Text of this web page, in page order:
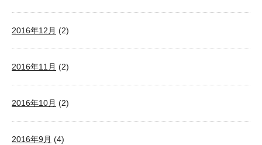
2016年12月 (2)
2016年11月 (2)
2016年10月 (2)
2016年9月 (4)